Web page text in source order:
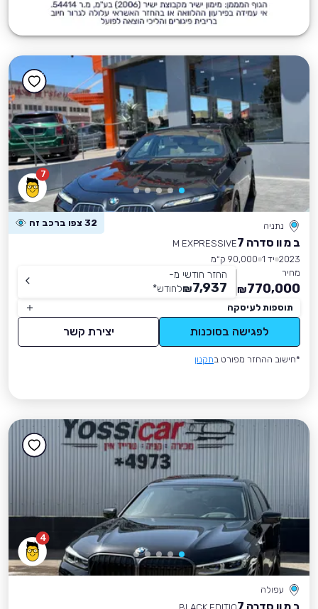
7
נתניה 32 צפו ברכב זה
ב מ וו סדרה 7
M EXPRESSIVE
2023 יד 1
90,000 ק״מ
מחיר
770,000
₪
החזר חודשי מ-
7,937
₪לחודש*
תוספות לעיסקה
לפגישה בסוכנות יצירת קשר
*חישוב ההחזר מפורט בתקנון
4
עפולה